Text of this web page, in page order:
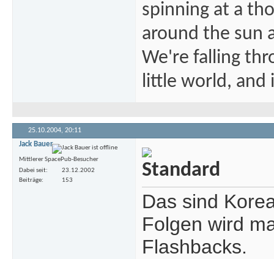
spinning at a
around the sun
We're falling
little world, and
25.10.2004, 20:11
Jack Bauer
Mittlerer SpacePub-Besucher
Dabei seit
23.12.2002
Beiträge
153
Das sind
Folgen wird
Flashbacks.